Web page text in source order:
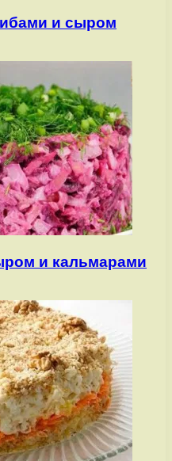
и сыром
и кальмарами